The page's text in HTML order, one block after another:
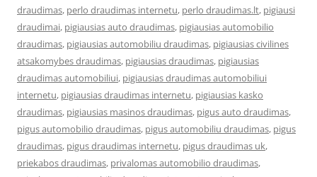
draudimas, perlo draudimas internetu, perlo draudimas.lt, pigiausi
draudimai, pigiausias auto draudimas, pigiausias automobilio
draudimas, pigiausias automobiliu draudimas, pigiausias civilines
atsakomybes draudimas, pigiausias draudimas, pigiausias
draudimas automobiliui, pigiausias draudimas automobiliui
internetu, pigiausias draudimas internetu, pigiausias kasko
draudimas, pigiausias masinos draudimas, pigus auto draudimas,
pigus automobilio draudimas, pigus automobiliu draudimas, pigus
draudimas, pigus draudimas internetu, pigus draudimas uk,
priekabos draudimas, privalomas automobilio draudimas,